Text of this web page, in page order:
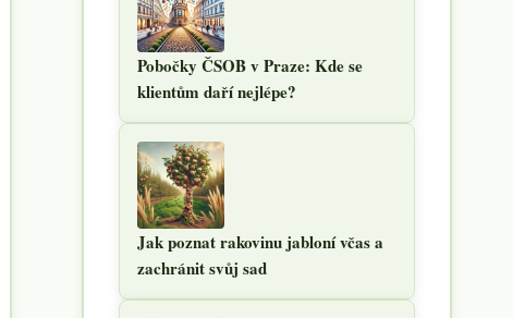
Pobočky ČSOB v Praze: Kde se
klientům daří nejlépe?
Jak poznat rakovinu jabloní včas a
zachránit svůj sad